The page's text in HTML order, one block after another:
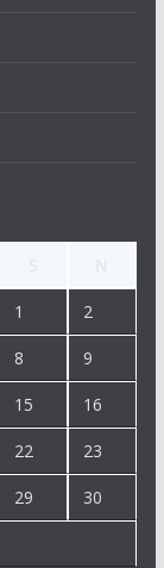
1 2
8 9
15 16
22 23
29 30